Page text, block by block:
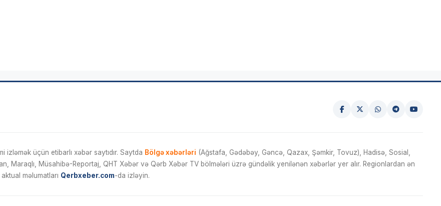
üçün etibarlı xəbər saytıdır. Saytda Bölgə xəbərləri (Ağstafa, Gədəbəy, Gəncə, Qazax, Şəmkir, Tovuz), Hadisə, Sosial,
Maraqlı, Müsahibə-Reportaj, QHT Xəbər və Qərb Xəbər TV bölmələri üzrə gündəlik yenilənən xəbərlər yer alır. Regionlardan ən
məlumatları Qerbxeber.com-da izləyin.